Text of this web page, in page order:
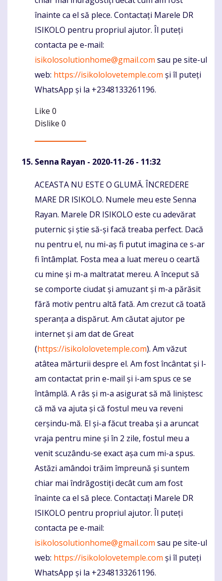
înainte ca el să plece. Contactați Marele DR
ISIKOLO pentru propriul ajutor. Îl puteți
contacta pe e-mail:
isikolosolutionhome@gmail.com sau pe site-ul
web: https://isikololovetemple.com și îl puteți
WhatsApp și la +2348133261196.
Like 0
Dislike 0
Senna Rayan - 2020-11-26 - 11:32
Komentaras
ACEASTA NU ESTE O GLUMĂ. ÎNCREDERE
MARE DR ISIKOLO. Numele meu este Senna
Rayan. Marele DR ISIKOLO este cu adevărat
puternic și știe să-și facă treaba perfect. Dacă
nu pentru el, nu mi-aș fi putut imagina ce s-ar
fi întâmplat. Fosta mea a luat mereu o ceartă
cu mine și m-a maltratat mereu. A început să
se comporte ciudat și amuzant și m-a părăsit
fără motiv pentru altă fată. Am crezut că toată
speranța a dispărut. Am căutat ajutor pe
internet și am dat de Great
(https://isikololovetemple.com). Am văzut
atâtea mărturii despre el. Am fost încântat și l-
am contactat prin e-mail și i-am spus ce se
întâmplă. A râs și m-a asigurat să mă liniștesc
că mă va ajuta și că fostul meu va reveni
cerșindu-mă. El și-a făcut treaba și a aruncat
vraja pentru mine și în 2 zile, fostul meu a
venit scuzându-se exact așa cum mi-a spus.
Astăzi amândoi trăim împreună și suntem
chiar mai îndrăgostiți decât cum am fost
înainte ca el să plece. Contactați Marele DR
ISIKOLO pentru propriul ajutor. Îl puteți
contacta pe e-mail:
isikolosolutionhome@gmail.com sau pe site-ul
web: https://isikololovetemple.com și îl puteți
WhatsApp și la +2348133261196.